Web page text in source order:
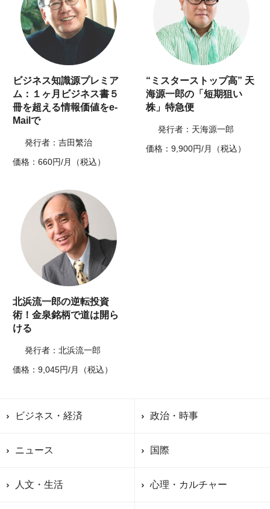
ビジネス知識源プレミア
ム：１ヶ月ビジネス書５
冊を超える情報価値をe-
Mailで
発行者：吉田繁治
価格：660円/月（税込）
“ミスターストップ高” 天
海源一郎の「短期狙い
株」特急便
発行者：天海源一郎
価格：9,900円/月（税込）
北浜流一郎の逆転投資
術！金泉銘柄で道は開ら
ける
発行者：北浜流一郎
価格：9,045円/月（税込）
ビジネス・経済 政治・時事
ニュース 国際
人文・生活 心理・カルチャー